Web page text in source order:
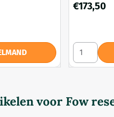
houder 320mm
Prijs: 173,50
€173,50
Aantal
voor Fow